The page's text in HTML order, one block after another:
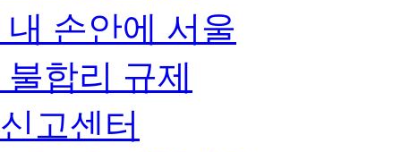
내 손안에 서울
불합리 규제
신고센터